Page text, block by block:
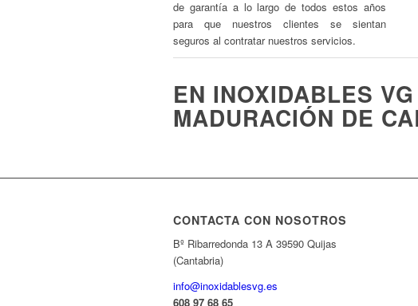
de garantía a lo largo de todos estos años
para que nuestros clientes se sientan
seguros al contratar nuestros servicios.
EN INOXIDABLES
MADURACIÓN DE
CONTACTA CON NOSOTROS
Bº Ribarredonda 13 A 39590 Quijas
(Cantabria)
info@inoxidablesvg.es
608 97 68 65